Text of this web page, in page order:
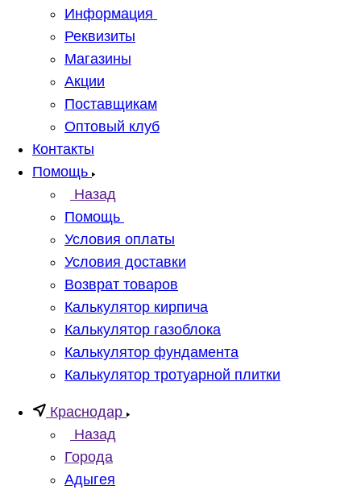
Информация
Реквизиты
Магазины
Акции
Поставщикам
Оптовый клуб
Контакты
Помощь
Назад
Помощь
Условия оплаты
Условия доставки
Возврат товаров
Калькулятор кирпича
Калькулятор газоблока
Калькулятор фундамента
Калькулятор тротуарной плитки
Краснодар
Назад
Города
Адыгея